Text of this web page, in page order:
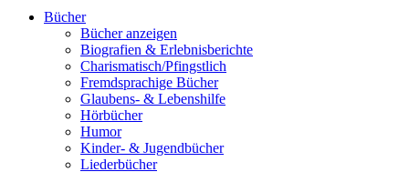
Bücher
Bücher anzeigen
Biografien & Erlebnisberichte
Charismatisch/Pfingstlich
Fremdsprachige Bücher
Glaubens- & Lebenshilfe
Hörbücher
Humor
Kinder- & Jugendbücher
Liederbücher